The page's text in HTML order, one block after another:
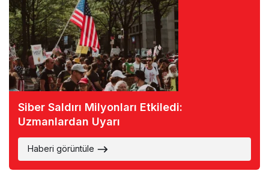
Siber Saldırı Milyonları Etkiledi:
Uzmanlardan Uyarı
Haberi görüntüle